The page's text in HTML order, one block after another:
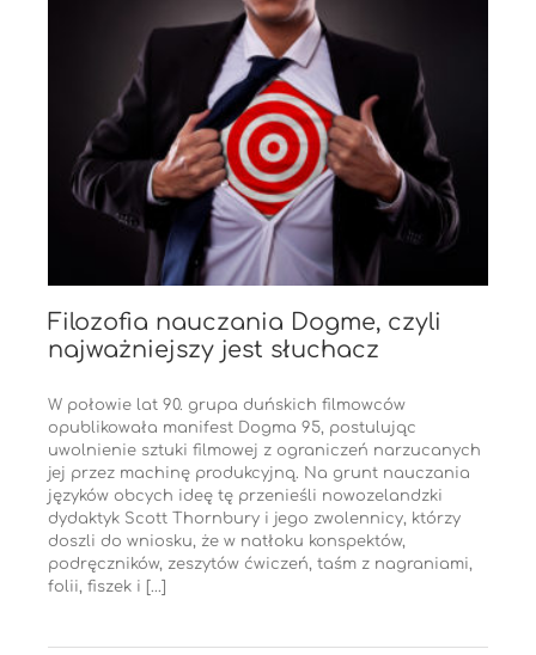
Filozofia nauczania Dogme, czyli
najważniejszy jest słuchacz
W połowie lat 90. grupa duńskich filmowców
opublikowała manifest Dogma 95, postulując
uwolnienie sztuki filmowej z ograniczeń narzucanych
jej przez machinę produkcyjną. Na grunt nauczania
języków obcych ideę tę przenieśli nowozelandzki
dydaktyk Scott Thornbury i jego zwolennicy, którzy
doszli do wniosku, że w natłoku konspektów,
podręczników, zeszytów ćwiczeń, taśm z nagraniami,
folii, fiszek i [...]